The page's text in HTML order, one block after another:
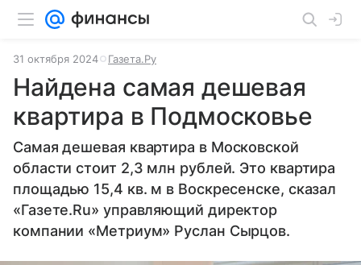
31 октября 2024 Газета.Ру
Найдена самая дешевая
квартира в Подмосковье
Самая дешевая квартира в Московской
области стоит 2,3 млн рублей. Это квартира
площадью 15,4 кв. м в Воскресенске, сказал
«Газете.Ru» управляющий директор
компании «Метриум» Руслан Сырцов.